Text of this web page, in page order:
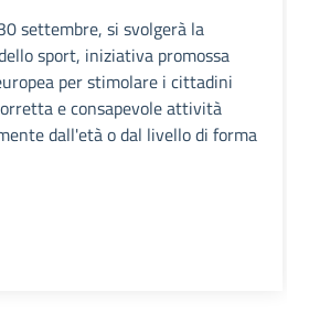
settembre, si svolgerà la
sport, iniziativa promossa
per stimolare i cittadini
e consapevole attività
dall'età o dal livello di forma